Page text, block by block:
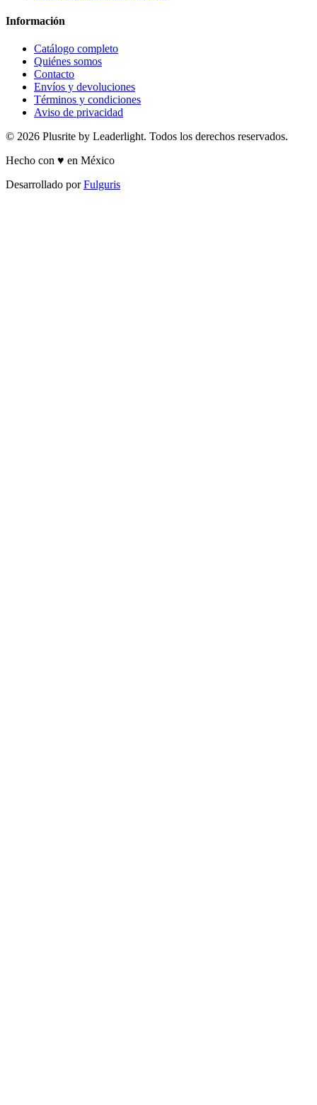
Información
Catálogo completo
Quiénes somos
Contacto
Envíos y devoluciones
Términos y condiciones
Aviso de privacidad
© 2026 Plusrite by Leaderlight. Todos los derechos reservados.
Hecho con ♥ en México
Desarrollado porFulguris